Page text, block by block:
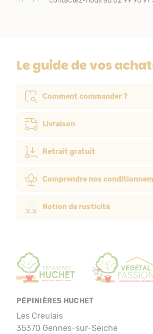
Le guide de vos
Comment commander ?
Livraison
Retrait gratuit
Comprendre nos
Notion de rusticité
PÉPINIÈRES HUCHET
Les Creulais
35370 Gennes-sur-Seiche